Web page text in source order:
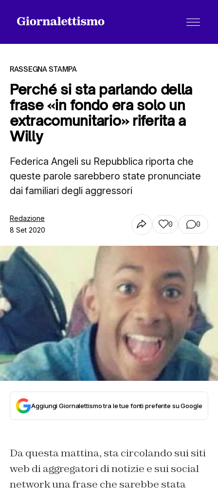
Tutti gli articoli
Chi siamo
Contatti
RASSEGNA STAMPA
Perché si sta parlando della
frase «in fondo era solo un
extracomunitario» riferita a
Willy
Federica Angeli su Repubblica riporta che
queste parole sarebbero state pronunciate
dai familiari degli aggressori
Redazione
8 Set 2020
0 0
Aggiungi Giornalettismo tra le tue fonti preferite su Google
Da questa mattina, sta circolando sui siti
web di aggregatori di notizie e sui social
network una frase che sarebbe stata